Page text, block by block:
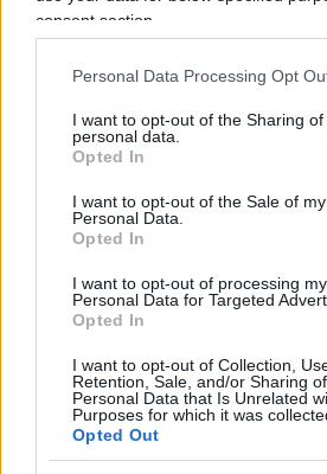
consent section.
Personal Data Processing Opt
I want to opt-out of the Sharing of
personal data.
Opted In
I want to opt-out of the Sale of my
Personal Data.
Opted In
I want to opt-out of processing my
Personal Data for Targeted
Opted In
I want to opt-out of Collection,
Retention, Sale, and/or Sharing
Personal Data that Is Unrelated
Purposes for which it was
Opted Out
l’edilizia e da lì l’intera
è stata scritta talmente male
aria l’intero paese, le banche
garantire soldi che in realtà
esistono. Insomma un buco
conti del paese che se non
davvero viene giù tutto.
Conte insomma è davvero un
cioè incompetente, più
Danilo Toninellima altrettanto
arrogante come il non